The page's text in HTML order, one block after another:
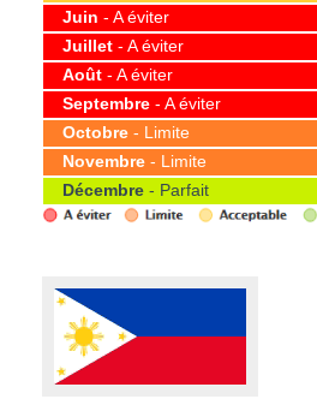
Juin - A éviter
Juillet - A éviter
Août - A éviter
Septembre - A éviter
Octobre - Limite
Novembre - Limite
Décembre - Parfait